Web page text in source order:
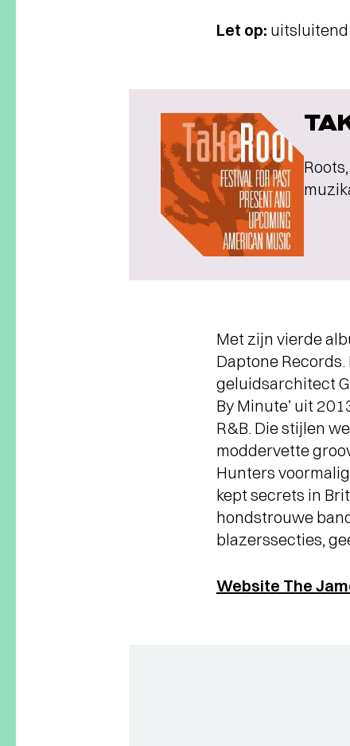
Let op: uitsluitend
Met zijn vierde
Daptone
geluidsarchitect
By Minute’ uit
R&B. Die stijlen
moddervette
Hunters
kept secrets in
hondstrouwe
blazerssecties,
Website The